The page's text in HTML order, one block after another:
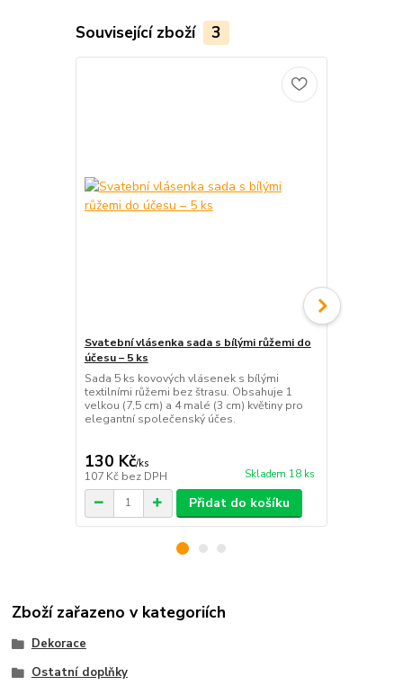
Související zboží 3
Svatební vlásenka sada s bílými růžemi do
účesu – 5 ks
Sada 5 ks kovových vlásenek s bílými
textilními růžemi bez štrasu. Obsahuje 1
velkou (7,5 cm) a 4 malé (3 cm) květiny pro
elegantní společenský účes.
130 Kč/ks
107 Kč bez DPH Skladem 18 ks
Přidat do košíku
Zboží zařazeno v kategoriích
Dekorace
Ostatní doplňky